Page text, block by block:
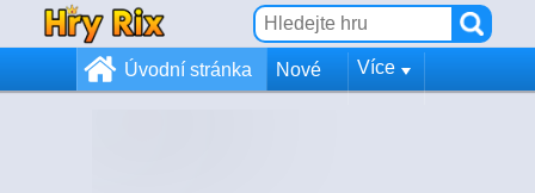
Úvodní stránka Nové Více